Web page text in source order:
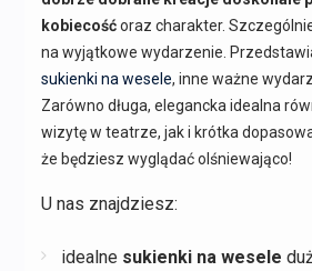
kobiecośćoraz charakter.
na wyjątkowe wydarzenie.
sukienki na wesele, inne ważne
Zarówno długa, elegancka idealna
wizytę w teatrze, jak i krótka
że będziesz wyglądać olśniewająco!
U nas znajdziesz:
idealne sukienki na wesele